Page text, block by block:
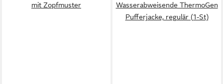
mit Zopfmuster
Wasserabweisende ThermoGen
Pufferjacke, regulär (1-St)